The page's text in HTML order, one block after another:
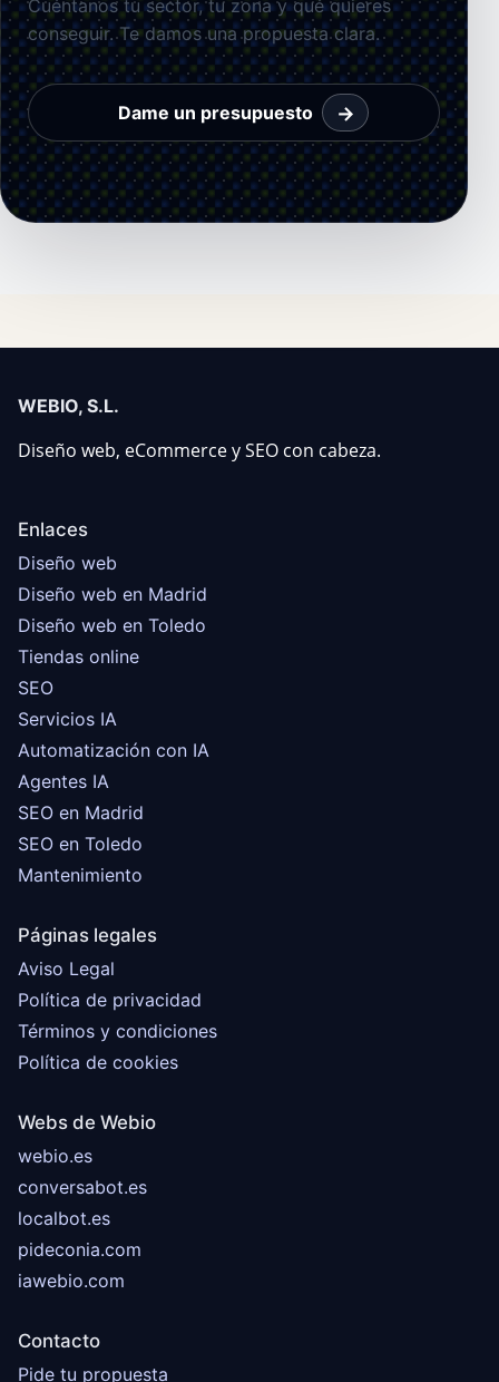
Cuéntanos tu sector, tu zona y qué quieres
conseguir. Te damos una propuesta clara.
Dame un presupuesto →
WEBIO, S.L.
Diseño web, eCommerce y SEO con cabeza.
Enlaces
Diseño web
Diseño web en Madrid
Diseño web en Toledo
Tiendas online
SEO
Servicios IA
Automatización con IA
Agentes IA
SEO en Madrid
SEO en Toledo
Mantenimiento
Páginas legales
Aviso Legal
Política de privacidad
Términos y condiciones
Política de cookies
Webs de Webio
webio.es
conversabot.es
localbot.es
pideconia.com
iawebio.com
Contacto
Pide tu propuesta